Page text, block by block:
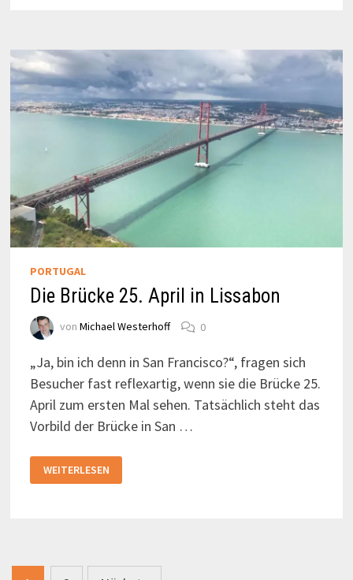
PORTUGAL
Die Brücke 25. April in Lissabon
von Michael Westerhoff 0
„Ja, bin ich denn in San Francisco?“, fragen sich
Besucher fast reflexartig, wenn sie die Brücke 25.
April zum ersten Mal sehen. Tatsächlich steht das
Vorbild der Brücke in San …
BRÜCKE
25.
WEITERLESEN